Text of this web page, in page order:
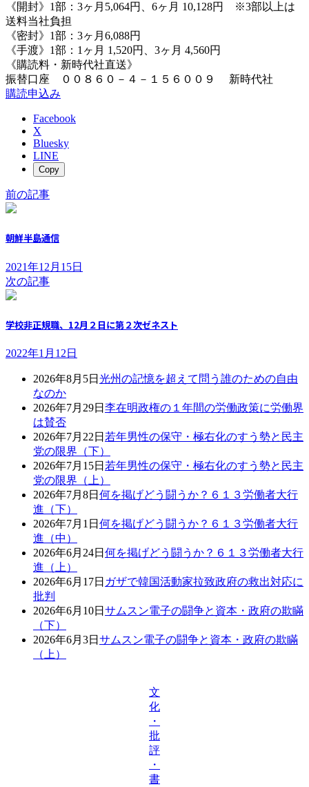
《開封》1部：3ヶ月5,064円、6ヶ月 10,128円 ※3部以上は
送料当社負担
《密封》1部：3ヶ月6,088円
《手渡》1部：1ヶ月 1,520円、3ヶ月 4,560円
《購読料・新時代社直送》
振替口座 ００８６０－４－１５６００９ 新時代社
購読申込み
Facebook
X
Bluesky
LINE
Copy
前の記事
朝鮮半島通信
2021年12月15日
次の記事
学校非正規職、12月２日に第２次ゼネスト
2022年1月12日
2026年8月5日 光州の記憶を超えて問う誰のための自由
なのか
2026年7月29日 李在明政権の１年間の労働政策に労働界
は賛否
2026年7月22日 若年男性の保守・極右化のすう勢と民主
党の限界（下）
2026年7月15日 若年男性の保守・極右化のすう勢と民主
党の限界（上）
2026年7月8日 何を掲げどう闘うか？６１３労働者大行
進（下）
2026年7月1日 何を掲げどう闘うか？６１３労働者大行
進（中）
2026年6月24日 何を掲げどう闘うか？６１３労働者大行
進（上）
2026年6月17日 ガザで韓国活動家拉致政府の救出対応に
批判
2026年6月10日 サムスン電子の闘争と資本・政府の欺瞞
（下）
2026年6月3日 サムスン電子の闘争と資本・政府の欺瞞
（上）
文
化
・
批
評
・
書